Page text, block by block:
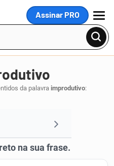
Assinar PRO
MENU
da palavra improdutivo: